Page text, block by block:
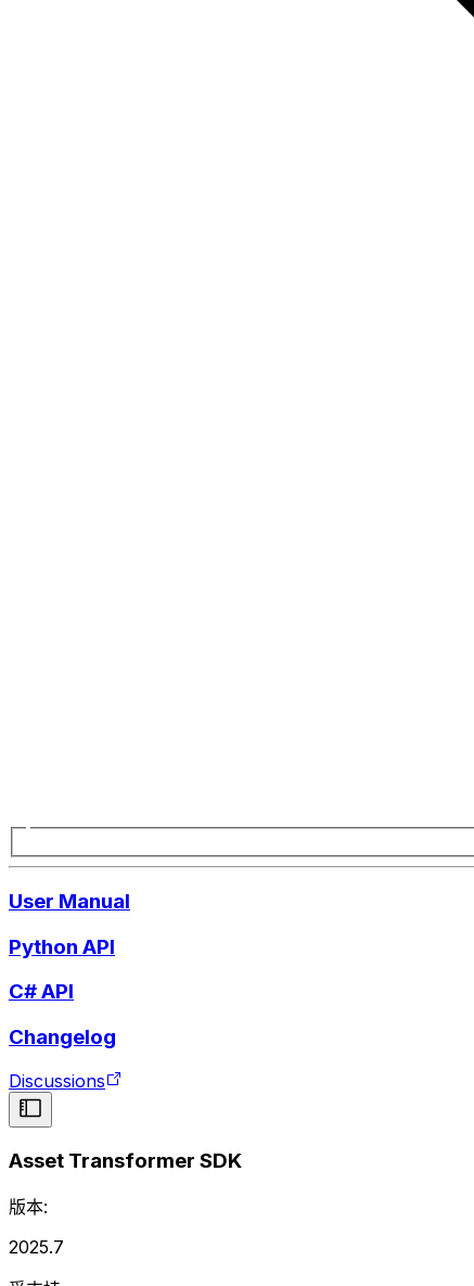
User Manual
Python API
C# API
Changelog
Discussions
Asset Transformer SDK
版本:
2025.7